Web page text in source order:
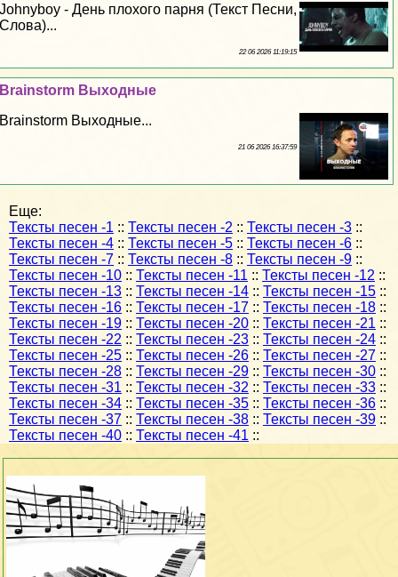
Johnyboy - День плохого парня (Текст Песни,
Слова)...
22 06 2026 11:19:15
Brainstorm Выходные
Brainstorm Выходные...
21 06 2026 16:37:59
Еще:
Тексты песен -1 :: Тексты песен -2 :: Тексты песен -3 ::
Тексты песен -4 :: Тексты песен -5 :: Тексты песен -6 ::
Тексты песен -7 :: Тексты песен -8 :: Тексты песен -9 ::
Тексты песен -10 :: Тексты песен -11 :: Тексты песен -12 ::
Тексты песен -13 :: Тексты песен -14 :: Тексты песен -15 ::
Тексты песен -16 :: Тексты песен -17 :: Тексты песен -18 ::
Тексты песен -19 :: Тексты песен -20 :: Тексты песен -21 ::
Тексты песен -22 :: Тексты песен -23 :: Тексты песен -24 ::
Тексты песен -25 :: Тексты песен -26 :: Тексты песен -27 ::
Тексты песен -28 :: Тексты песен -29 :: Тексты песен -30 ::
Тексты песен -31 :: Тексты песен -32 :: Тексты песен -33 ::
Тексты песен -34 :: Тексты песен -35 :: Тексты песен -36 ::
Тексты песен -37 :: Тексты песен -38 :: Тексты песен -39 ::
Тексты песен -40 :: Тексты песен -41 ::